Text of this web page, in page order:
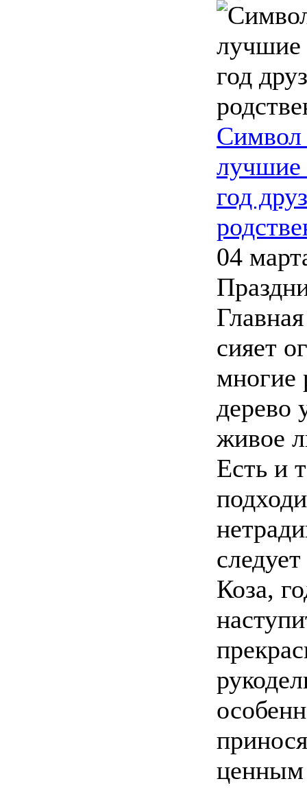
Символ
лучшие
год
04
сияет
многие
дерево
живое
Есть и
Коза,
ценным